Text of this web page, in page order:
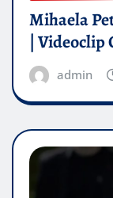
Mihaela
| Videoclip
admin